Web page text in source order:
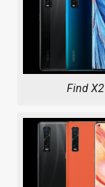
Find X2